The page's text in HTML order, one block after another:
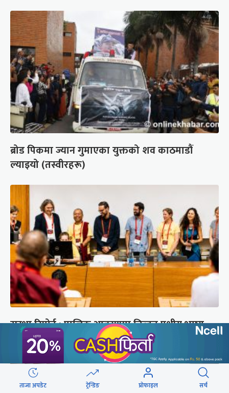
ब्रोड पिकमा ज्यान गुमाएका युक्तको शव काठमाडौं
ल्याइयो (तस्वीरहरू)
सुरक्षा रिपोर्ट : प्राज्ञिक आवरणमा तिब्बत पक्षीय भाष्य
निर्माणको योजना
ताजा अपडेट ट्रेन्डिङ प्रोफाइल सर्च